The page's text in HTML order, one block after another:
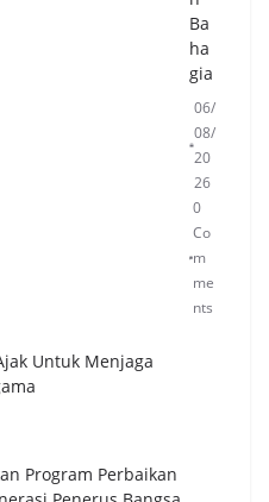
eg
ara
da
n
Pul
o
Am
pel
DL
H
Ce
Ba
ha
gia
06/
08/
20
26
0
Co
m
me
nts
Untuk Menjaga
Program Perbaikan